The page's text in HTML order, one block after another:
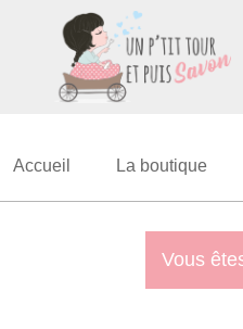
Accueil La boutique
Vous